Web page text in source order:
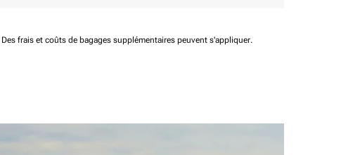
Des frais et coûts de bagages supplémentaires peuvent s'appliquer.